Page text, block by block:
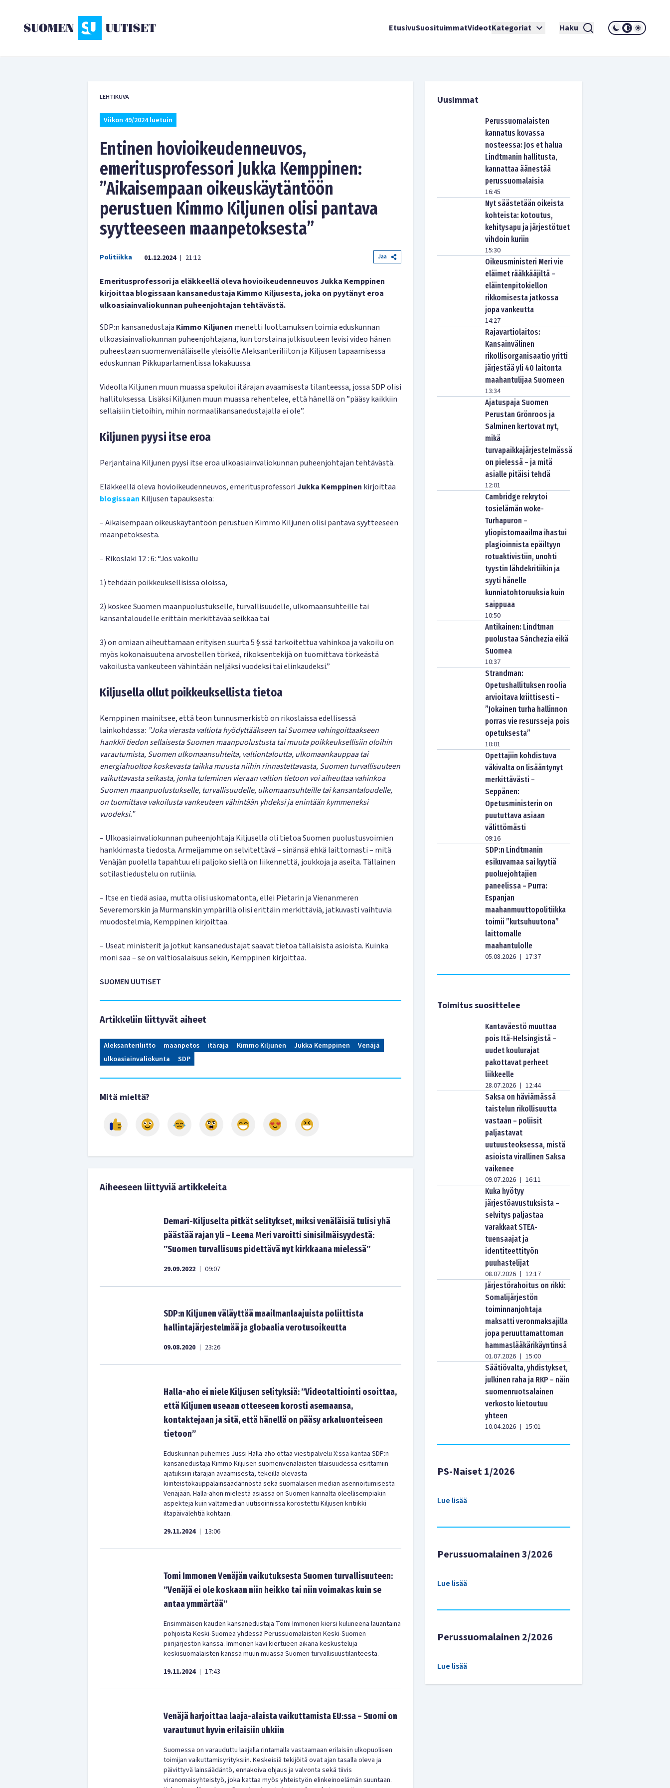
EtusivuSuosituimmatVideotKategoriat Haku
LEHTIKUVA
Viikon 49/2024 luetuin
Entinen hovioikeudenneuvos,
emeritusprofessori Jukka Kemppinen:
”Aikaisempaan oikeuskäytäntöön
perustuen Kimmo Kiljunen olisi pantava
syytteeseen maanpetoksesta”
Politiikka 01.12.2024 | 21:12 Jaa
Emeritusprofessori ja eläkkeellä oleva hovioikeudenneuvos Jukka Kemppinen
kirjoittaa blogissaan kansanedustaja Kimmo Kiljusesta, joka on pyytänyt eroa
ulkoasiainvaliokunnan puheenjohtajan tehtävästä.
SDP:n kansanedustaja Kimmo Kiljunen menetti luottamuksen toimia eduskunnan
ulkoasiainvaliokunnan puheenjohtajana, kun torstaina julkisuuteen levisi video hänen
puheestaan suomenvenäläiselle yleisölle Aleksanteriliiton ja Kiljusen tapaamisessa
eduskunnan Pikkuparlamentissa lokakuussa.
Videolla Kiljunen muun muassa spekuloi itärajan avaamisesta tilanteessa, jossa SDP olisi
hallituksessa. Lisäksi Kiljunen muun muassa rehentelee, että hänellä on ”pääsy kaikkiin
sellaisiin tietoihin, mihin normaalikansanedustajalla ei ole”.
Kiljunen pyysi itse eroa
Perjantaina Kiljunen pyysi itse eroa ulkoasiainvaliokunnan puheenjohtajan tehtävästä.
Eläkkeellä oleva hovioikeudenneuvos, emeritusprofessori Jukka Kemppinen kirjoittaa
blogissaan Kiljusen tapauksesta:
– Aikaisempaan oikeuskäytäntöön perustuen Kimmo Kiljunen olisi pantava syytteeseen
maanpetoksesta.
– Rikoslaki 12 : 6: “Jos vakoilu
1) tehdään poikkeuksellisissa oloissa,
2) koskee Suomen maanpuolustukselle, turvallisuudelle, ulkomaansuhteille tai
kansantaloudelle erittäin merkittävää seikkaa tai
3) on omiaan aiheuttamaan erityisen suurta 5 §:ssä tarkoitettua vahinkoa ja vakoilu on
myös kokonaisuutena arvostellen törkeä, rikoksentekijä on tuomittava törkeästä
vakoilusta vankeuteen vähintään neljäksi vuodeksi tai elinkaudeksi.”
Kiljusella ollut poikkeuksellista tietoa
Kemppinen mainitsee, että teon tunnusmerkistö on rikoslaissa edellisessä
lainkohdassa: ”Joka vierasta valtiota hyödyttääkseen tai Suomea vahingoittaakseen
hankkii tiedon sellaisesta Suomen maanpuolustusta tai muuta poikkeuksellisiin oloihin
varautumista, Suomen ulkomaansuhteita, valtiontaloutta, ulkomaankauppaa tai
energiahuoltoa koskevasta taikka muusta niihin rinnastettavasta, Suomen turvallisuuteen
vaikuttavasta seikasta, jonka tuleminen vieraan valtion tietoon voi aiheuttaa vahinkoa
Suomen maanpuolustukselle, turvallisuudelle, ulkomaansuhteille tai kansantaloudelle,
on tuomittava vakoilusta vankeuteen vähintään yhdeksi ja enintään kymmeneksi
vuodeksi.”
– Ulkoasiainvaliokunnan puheenjohtaja Kiljusella oli tietoa Suomen puolustusvoimien
hankkimasta tiedosta. Armeijamme on selvitettävä – sinänsä ehkä laittomasti – mitä
Venäjän puolella tapahtuu eli paljoko siellä on liikennettä, joukkoja ja aseita. Tällainen
sotilastiedustelu on rutiinia.
– Itse en tiedä asiaa, mutta olisi uskomatonta, ellei Pietarin ja Vienanmeren
Severemorskin ja Murmanskin ympärillä olisi erittäin merkittäviä, jatkuvasti vaihtuvia
muodostelmia, Kemppinen kirjoittaa.
– Useat ministerit ja jotkut kansanedustajat saavat tietoa tällaisista asioista. Kuinka
moni saa – se on valtiosalaisuus sekin, Kemppinen kirjoittaa.
SUOMEN UUTISET
Artikkeliin liittyvät aiheet
Aleksanteriliitto maanpetos itäraja Kimmo Kiljunen Jukka Kemppinen
Venäjä
ulkoasiainvaliokunta
SDP
Mitä mieltä?
Aiheeseen liittyviä artikkeleita
Demari-Kiljuselta pitkät selitykset, miksi venäläisiä tulisi yhä
päästää rajan yli – Leena Meri varoitti sinisilmäisyydestä:
”Suomen turvallisuus pidettävä nyt kirkkaana mielessä”
29.09.2022 | 09:07
SDP:n Kiljunen väläyttää maailmanlaajuista poliittista
hallintajärjestelmää ja globaalia verotusoikeutta
09.08.2020 | 23:26
Halla-aho ei niele Kiljusen selityksiä: ”Videotaltiointi osoittaa,
että Kiljunen useaan otteeseen korosti asemaansa,
kontaktejaan ja sitä, että hänellä on pääsy arkaluonteiseen
tietoon”
Eduskunnan puhemies Jussi Halla-aho ottaa viestipalvelu X:ssä kantaa SDP:n
kansanedustaja Kimmo Kiljusen suomenvenäläisten tilaisuudessa esittämiin
ajatuksiin itärajan avaamisesta, tekeillä olevasta
kiinteistökauppalainsäädännöstä sekä suomalaisen median asennoitumisesta
Venäjään. Halla-ahon mielestä asiassa on Suomen kannalta oleellisempiakin
aspekteja kuin valtamedian uutisoinnissa korostettu Kiljusen kritiikki
iltapäivälehtiä kohtaan.
29.11.2024 | 13:06
Tomi Immonen Venäjän vaikutuksesta Suomen turvallisuuteen:
”Venäjä ei ole koskaan niin heikko tai niin voimakas kuin se
antaa ymmärtää”
Ensimmäisen kauden kansanedustaja Tomi Immonen kiersi kuluneena lauantaina
pohjoista Keski-Suomea yhdessä Perussuomalaisten Keski-Suomen
piirijärjestön kanssa. Immonen kävi kiertueen aikana keskusteluja
keskisuomalaisten kanssa muun muassa Suomen turvallisuustilanteesta.
19.11.2024 | 17:43
Venäjä harjoittaa laaja-alaista vaikuttamista EU:ssa – Suomi on
varautunut hyvin erilaisiin uhkiin
Suomessa on varauduttu laajalla rintamalla vastaamaan erilaisiin ulkopuolisen
toimijan vaikuttamisyrityksiin. Keskeisiä tekijöitä ovat ajan tasalla oleva ja
päivittyvä lainsäädäntö, ennakoiva ohjaus ja valvonta sekä tiivis
viranomaisyhteistyö, joka kattaa myös yhteistyön elinkeinoelämän suuntaan.
Uusimmat
Perussuomalaisten
kannatus kovassa
nosteessa: Jos et halua
Lindtmanin hallitusta,
kannattaa äänestää
perussuomalaisia
16:45
Nyt säästetään oikeista
kohteista: kotoutus,
kehitysapu ja järjestötuet
vihdoin kuriin
15:30
Oikeusministeri Meri vie
eläimet rääkkääjiltä –
eläintenpitokiellon
rikkomisesta jatkossa
jopa vankeutta
14:27
Rajavartiolaitos:
Kansainvälinen
rikollisorganisaatio yritti
järjestää yli 40 laitonta
maahantulijaa Suomeen
13:34
Ajatuspaja Suomen
Perustan Grönroos ja
Salminen kertovat nyt,
mikä
turvapaikkajärjestelmässä
on pielessä – ja mitä
asialle pitäisi tehdä
12:01
Cambridge rekrytoi
tosielämän woke-
Turhapuron –
yliopistomaailma ihastui
plagioinnista epäiltyyn
rotuaktivistiin, unohti
tyystin lähdekritiikin ja
syyti hänelle
kunniatohtoruuksia kuin
saippuaa
10:50
Antikainen: Lindtman
puolustaa Sánchezia eikä
Suomea
10:37
Strandman:
Opetushallituksen roolia
arvioitava kriittisesti –
”Jokainen turha hallinnon
porras vie resursseja pois
opetuksesta”
10:01
Opettajiin kohdistuva
väkivalta on lisääntynyt
merkittävästi –
Seppänen:
Opetusministerin on
puututtava asiaan
välittömästi
09:16
SDP:n Lindtmanin
esikuvamaa sai kyytiä
puoluejohtajien
paneelissa – Purra:
Espanjan
maahanmuuttopolitiikka
toimii ”kutsuhuutona”
laittomalle
maahantulolle
05.08.2026 | 17:37
Toimitus suosittelee
Kantaväestö muuttaa
pois Itä-Helsingistä –
uudet koulurajat
pakottavat perheet
liikkeelle
28.07.2026 | 12:44
Saksa on häviämässä
taistelun rikollisuutta
vastaan – poliisit
paljastavat
uutuusteoksessa, mistä
asioista virallinen Saksa
vaikenee
09.07.2026 | 16:11
Kuka hyötyy
järjestöavustuksista –
selvitys paljastaa
varakkaat STEA-
tuensaajat ja
identiteettityön
puuhastelijat
08.07.2026 | 12:17
Järjestörahoitus on rikki:
Somalijärjestön
toiminnanjohtaja
maksatti veronmaksajilla
jopa peruuttamattoman
hammaslääkärikäyntinsä
01.07.2026 | 15:00
Säätiövalta, yhdistykset,
julkinen raha ja RKP – näin
suomenruotsalainen
verkosto kietoutuu
yhteen
10.04.2026 | 15:01
PS-Naiset 1/2026
Lue lisää
Perussuomalainen 3/2026
Lue lisää
Perussuomalainen 2/2026
Lue lisää